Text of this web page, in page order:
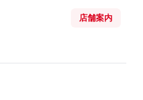
店舗案内